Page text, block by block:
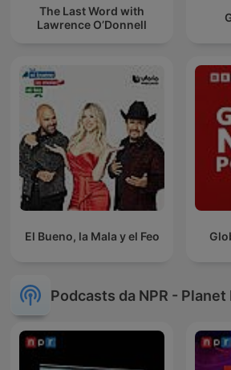
The Last Word with
Lawrence O’Donnell
El Bueno, la Mala y el Feo
Podcasts da NPR - Planet